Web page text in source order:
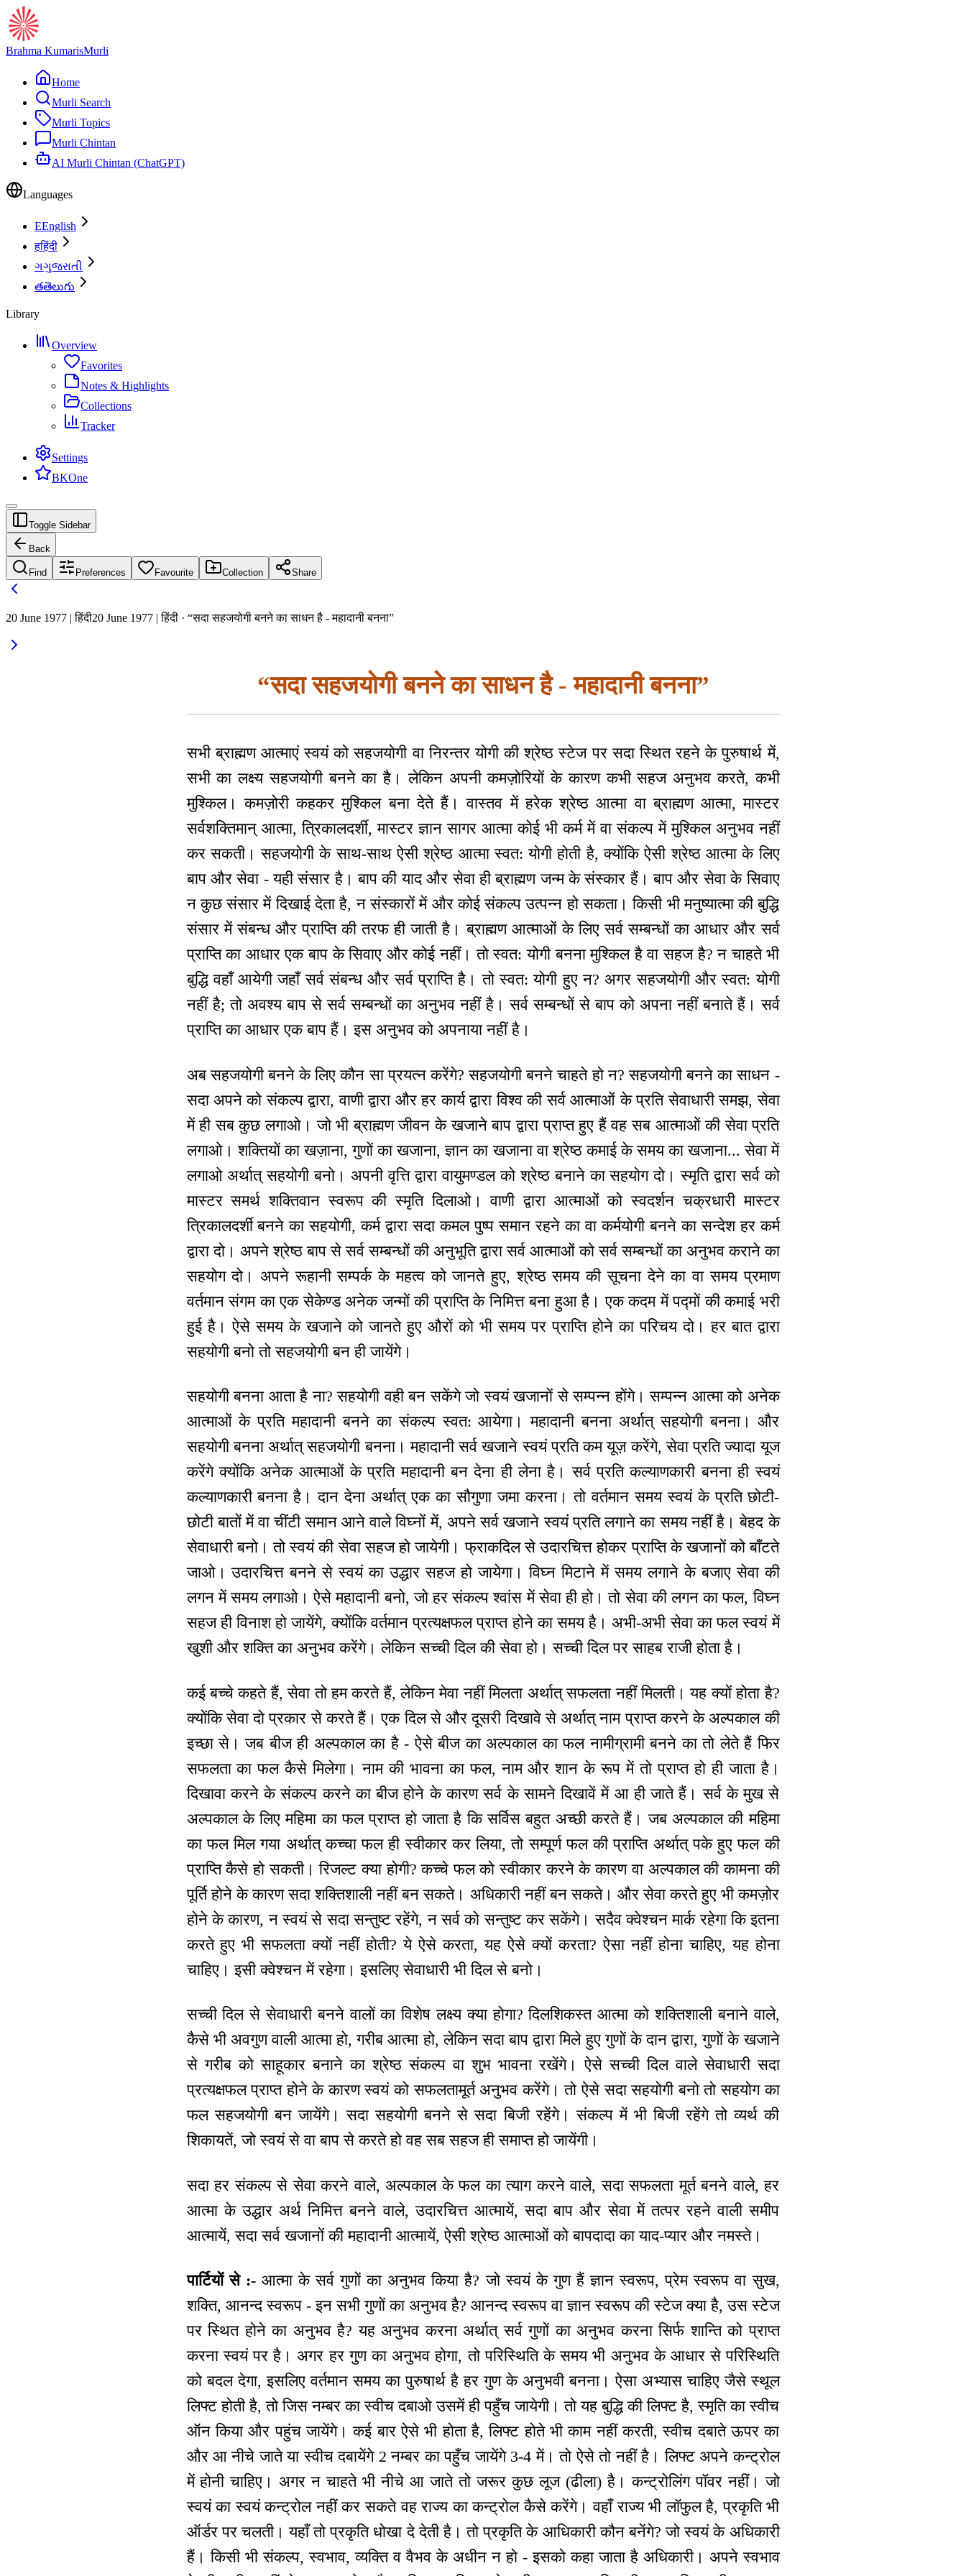
Brahma KumarisMurli
Home
Murli Search
Murli Topics
Murli Chintan
AI Murli Chintan (ChatGPT)
Languages
EEnglish
हहिंदी
ગગુજરાતી
తతెలుగు
Library
Overview
Favorites
Notes & Highlights
Collections
Tracker
Settings
BKOne
Toggle Sidebar
Back
Find Preferences Favourite Collection Share
20 June 1977 | हिंदी20 June 1977 | हिंदी · “सदा सहजयोगी बनने का साधन है - महादानी बनना”
“सदा सहजयोगी बनने का साधन है - महादानी बनना”
सभी ब्राह्मण आत्माएं स्वयं को सहजयोगी वा निरन्तर योगी की श्रेष्ठ स्टेज पर सदा स्थित रहने के पुरुषार्थ में,
सभी का लक्ष्य सहजयोगी बनने का है। लेकिन अपनी कमज़ोरियों के कारण कभी सहज अनुभव करते, कभी
मुश्किल। कमज़ोरी कहकर मुश्किल बना देते हैं। वास्तव में हरेक श्रेष्ठ आत्मा वा ब्राह्मण आत्मा, मास्टर
सर्वशक्तिमान् आत्मा, त्रिकालदर्शी, मास्टर ज्ञान सागर आत्मा कोई भी कर्म में वा संकल्प में मुश्किल अनुभव नहीं
कर सकती। सहजयोगी के साथ-साथ ऐसी श्रेष्ठ आत्मा स्वत: योगी होती है, क्योंकि ऐसी श्रेष्ठ आत्मा के लिए
बाप और सेवा - यही संसार है। बाप की याद और सेवा ही ब्राह्मण जन्म के संस्कार हैं। बाप और सेवा के सिवाए
न कुछ संसार में दिखाई देता है, न संस्कारों में और कोई संकल्प उत्पन्न हो सकता। किसी भी मनुष्यात्मा की बुद्धि
संसार में संबन्ध और प्राप्ति की तरफ ही जाती है। ब्राह्मण आत्माओं के लिए सर्व सम्बन्धों का आधार और सर्व
प्राप्ति का आधार एक बाप के सिवाए और कोई नहीं। तो स्वत: योगी बनना मुश्किल है वा सहज है? न चाहते भी
बुद्धि वहाँ आयेगी जहाँ सर्व संबन्ध और सर्व प्राप्ति है। तो स्वत: योगी हुए न? अगर सहजयोगी और स्वत: योगी
नहीं है; तो अवश्य बाप से सर्व सम्बन्धों का अनुभव नहीं है। सर्व सम्बन्धों से बाप को अपना नहीं बनाते हैं। सर्व
प्राप्ति का आधार एक बाप हैं। इस अनुभव को अपनाया नहीं है।
अब सहजयोगी बनने के लिए कौन सा प्रयत्न करेंगे? सहजयोगी बनने चाहते हो न? सहजयोगी बनने का साधन -
सदा अपने को संकल्प द्वारा, वाणी द्वारा और हर कार्य द्वारा विश्व की सर्व आत्माओं के प्रति सेवाधारी समझ, सेवा
में ही सब कुछ लगाओ। जो भी ब्राह्मण जीवन के खजाने बाप द्वारा प्राप्त हुए हैं वह सब आत्माओं की सेवा प्रति
लगाओ। शक्तियों का खज़ाना, गुणों का खजाना, ज्ञान का खजाना वा श्रेष्ठ कमाई के समय का खजाना... सेवा में
लगाओ अर्थात् सहयोगी बनो। अपनी वृत्ति द्वारा वायुमण्डल को श्रेष्ठ बनाने का सहयोग दो। स्मृति द्वारा सर्व को
मास्टर समर्थ शक्तिवान स्वरूप की स्मृति दिलाओ। वाणी द्वारा आत्माओं को स्वदर्शन चक्रधारी मास्टर
त्रिकालदर्शी बनने का सहयोगी, कर्म द्वारा सदा कमल पुष्प समान रहने का वा कर्मयोगी बनने का सन्देश हर कर्म
द्वारा दो। अपने श्रेष्ठ बाप से सर्व सम्बन्धों की अनुभूति द्वारा सर्व आत्माओं को सर्व सम्बन्धों का अनुभव कराने का
सहयोग दो। अपने रूहानी सम्पर्क के महत्व को जानते हुए, श्रेष्ठ समय की सूचना देने का वा समय प्रमाण
वर्तमान संगम का एक सेकेण्ड अनेक जन्मों की प्राप्ति के निमित्त बना हुआ है। एक कदम में पद्मों की कमाई भरी
हुई है। ऐसे समय के खजाने को जानते हुए औरों को भी समय पर प्राप्ति होने का परिचय दो। हर बात द्वारा
सहयोगी बनो तो सहजयोगी बन ही जायेंगे।
सहयोगी बनना आता है ना? सहयोगी वही बन सकेंगे जो स्वयं खजानों से सम्पन्न होंगे। सम्पन्न आत्मा को अनेक
आत्माओं के प्रति महादानी बनने का संकल्प स्वत: आयेगा। महादानी बनना अर्थात् सहयोगी बनना। और
सहयोगी बनना अर्थात् सहजयोगी बनना। महादानी सर्व खजाने स्वयं प्रति कम यूज़ करेंगे, सेवा प्रति ज्यादा यूज
करेंगे क्योंकि अनेक आत्माओं के प्रति महादानी बन देना ही लेना है। सर्व प्रति कल्याणकारी बनना ही स्वयं
कल्याणकारी बनना है। दान देना अर्थात् एक का सौगुणा जमा करना। तो वर्तमान समय स्वयं के प्रति छोटी-
छोटी बातों में वा चींटी समान आने वाले विघ्नों में, अपने सर्व खजाने स्वयं प्रति लगाने का समय नहीं है। बेहद के
सेवाधारी बनो। तो स्वयं की सेवा सहज हो जायेगी। फ्राकदिल से उदारचित्त होकर प्राप्ति के खजानों को बाँटते
जाओ। उदारचित्त बनने से स्वयं का उद्धार सहज हो जायेगा। विघ्न मिटाने में समय लगाने के बजाए सेवा की
लगन में समय लगाओ। ऐसे महादानी बनो, जो हर संकल्प श्वांस में सेवा ही हो। तो सेवा की लगन का फल, विघ्न
सहज ही विनाश हो जायेंगे, क्योंकि वर्तमान प्रत्यक्षफल प्राप्त होने का समय है। अभी-अभी सेवा का फल स्वयं में
खुशी और शक्ति का अनुभव करेंगे। लेकिन सच्ची दिल की सेवा हो। सच्ची दिल पर साहब राजी होता है।
कई बच्चे कहते हैं, सेवा तो हम करते हैं, लेकिन मेवा नहीं मिलता अर्थात् सफलता नहीं मिलती। यह क्यों होता है?
क्योंकि सेवा दो प्रकार से करते हैं। एक दिल से और दूसरी दिखावे से अर्थात् नाम प्राप्त करने के अल्पकाल की
इच्छा से। जब बीज ही अल्पकाल का है - ऐसे बीज का अल्पकाल का फल नामीग्रामी बनने का तो लेते हैं फिर
सफलता का फल कैसे मिलेगा। नाम की भावना का फल, नाम और शान के रूप में तो प्राप्त हो ही जाता है।
दिखावा करने के संकल्प करने का बीज होने के कारण सर्व के सामने दिखावें में आ ही जाते हैं। सर्व के मुख से
अल्पकाल के लिए महिमा का फल प्राप्त हो जाता है कि सर्विस बहुत अच्छी करते हैं। जब अल्पकाल की महिमा
का फल मिल गया अर्थात् कच्चा फल ही स्वीकार कर लिया, तो सम्पूर्ण फल की प्राप्ति अर्थात् पके हुए फल की
प्राप्ति कैसे हो सकती। रिजल्ट क्या होगी? कच्चे फल को स्वीकार करने के कारण वा अल्पकाल की कामना की
पूर्ति होने के कारण सदा शक्तिशाली नहीं बन सकते। अधिकारी नहीं बन सकते। और सेवा करते हुए भी कमज़ोर
होने के कारण, न स्वयं से सदा सन्तुष्ट रहेंगे, न सर्व को सन्तुष्ट कर सकेंगे। सदैव क्वेश्चन मार्क रहेगा कि इतना
करते हुए भी सफलता क्यों नहीं होती? ये ऐसे करता, यह ऐसे क्यों करता? ऐसा नहीं होना चाहिए, यह होना
चाहिए। इसी क्वेश्चन में रहेगा। इसलिए सेवाधारी भी दिल से बनो।
सच्ची दिल से सेवाधारी बनने वालों का विशेष लक्ष्य क्या होगा? दिलशिकस्त आत्मा को शक्तिशाली बनाने वाले,
कैसे भी अवगुण वाली आत्मा हो, गरीब आत्मा हो, लेकिन सदा बाप द्वारा मिले हुए गुणों के दान द्वारा, गुणों के खजाने
से गरीब को साहूकार बनाने का श्रेष्ठ संकल्प वा शुभ भावना रखेंगे। ऐसे सच्ची दिल वाले सेवाधारी सदा
प्रत्यक्षफल प्राप्त होने के कारण स्वयं को सफलतामूर्त अनुभव करेंगे। तो ऐसे सदा सहयोगी बनो तो सहयोग का
फल सहजयोगी बन जायेंगे। सदा सहयोगी बनने से सदा बिजी रहेंगे। संकल्प में भी बिजी रहेंगे तो व्यर्थ की
शिकायतें, जो स्वयं से वा बाप से करते हो वह सब सहज ही समाप्त हो जायेंगी।
सदा हर संकल्प से सेवा करने वाले, अल्पकाल के फल का त्याग करने वाले, सदा सफलता मूर्त बनने वाले, हर
आत्मा के उद्धार अर्थ निमित्त बनने वाले, उदारचित्त आत्मायें, सदा बाप और सेवा में तत्पर रहने वाली समीप
आत्मायें, सदा सर्व खजानों की महादानी आत्मायें, ऐसी श्रेष्ठ आत्माओं को बापदादा का याद-प्यार और नमस्ते।
पार्टियों से :-आत्मा के सर्व गुणों का अनुभव किया है? जो स्वयं के गुण हैं ज्ञान स्वरूप, प्रेम स्वरूप वा सुख,
शक्ति, आनन्द स्वरूप - इन सभी गुणों का अनुभव है? आनन्द स्वरूप वा ज्ञान स्वरूप की स्टेज क्या है, उस स्टेज
पर स्थित होने का अनुभव है? यह अनुभव करना अर्थात् सर्व गुणों का अनुभव करना सिर्फ शान्ति को प्राप्त
करना स्वयं पर है। अगर हर गुण का अनुभव होगा, तो परिस्थिति के समय भी अनुभव के आधार से परिस्थिति
को बदल देगा, इसलिए वर्तमान समय का पुरुषार्थ है हर गुण के अनुभवी बनना। ऐसा अभ्यास चाहिए जैसे स्थूल
लिफ्ट होती है, तो जिस नम्बर का स्वीच दबाओ उसमें ही पहुँच जायेगी। तो यह बुद्धि की लिफ्ट है, स्मृति का स्वीच
ऑन किया और पहुंच जायेंगे। कई बार ऐसे भी होता है, लिफ्ट होते भी काम नहीं करती, स्वीच दबाते ऊपर का
और आ नीचे जाते या स्वीच दबायेंगे 2 नम्बर का पहुँच जायेंगे 3-4 में। तो ऐसे तो नहीं है। लिफ्ट अपने कन्ट्रोल
में होनी चाहिए। अगर न चाहते भी नीचे आ जाते तो जरूर कुछ लूज (ढीला) है। कन्ट्रोलिंग पॉवर नहीं। जो
स्वयं का स्वयं कन्ट्रोल नहीं कर सकते वह राज्य का कन्ट्रोल कैसे करेंगे। वहाँ राज्य भी लॉफुल है, प्रकृति भी
ऑर्डर पर चलती। यहाँ तो प्रकृति धोखा दे देती है। तो प्रकृति के आधिकारी कौन बनेंगे? जो स्वयं के अधिकारी
हैं। किसी भी संकल्प, स्वभाव, व्यक्ति व वैभव के अधीन न हो - इसको कहा जाता है अधिकारी। अपने स्वभाव